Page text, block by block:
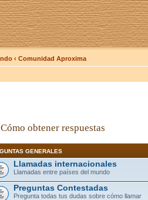
‹ Comunidad Aproxima
Cómo obtener respuestas
GENERALES
Llamadas internacionales
Llamadas entre países del mundo
Preguntas Contestadas
Pregunta todas tus dudas sobre cómo llamar